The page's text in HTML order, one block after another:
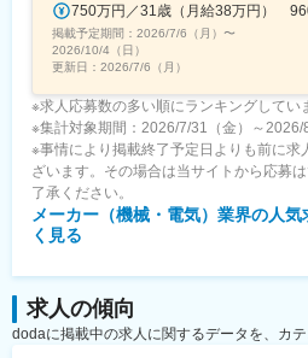
掲載予定期間： 2026/7/6（月） 〜
2026/10/4（日）
更新日： 2026/7/6（月）
※求人応募数の多い順にランキングしてい
※集計対象期間：2026/7/31（金）～2026/
※事情により掲載終了予定日よりも前に求
ざいます。その場合は当サイトから応募
了承ください。
メーカー（機械・電気）業界の人気
く見る
求人の傾向
dodaに掲載中の求人に関するデータを、カテ